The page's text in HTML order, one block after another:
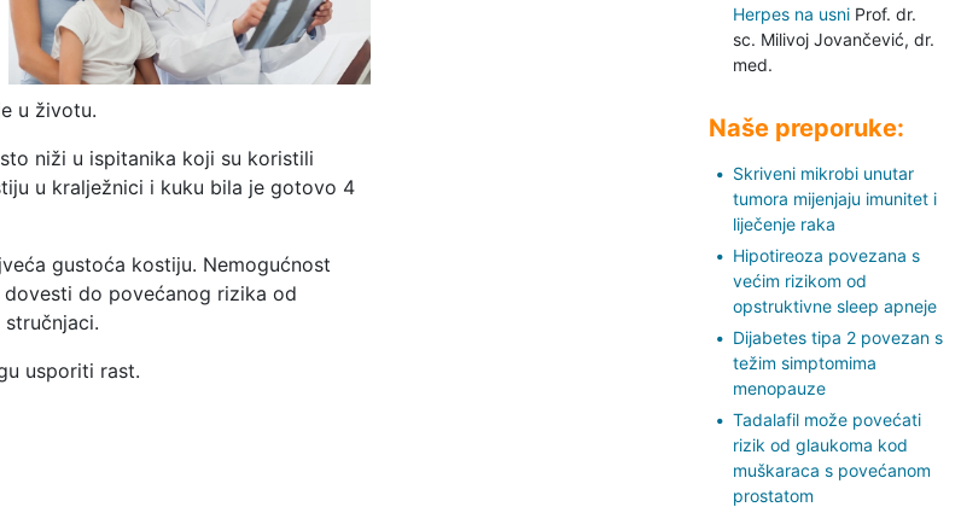
u životu.
niži u ispitanika koji su koristili
u kralježnici i kuku bila je gotovo 4
gustoća kostiju. Nemogućnost
do povećanog rizika od
usporiti rast.
Herpes na usni Prof. dr.
sc. Milivoj Jovančević, dr.
med.
Naše preporuke:
Skriveni mikrobi unutar
tumora mijenjaju imunitet i
liječenje raka
Hipotireoza povezana s
većim rizikom od
opstruktivne sleep apneje
Dijabetes tipa 2 povezan s
težim simptomima
menopauze
Tadalafil može povećati
rizik od glaukoma kod
muškaraca s povećanom
prostatom